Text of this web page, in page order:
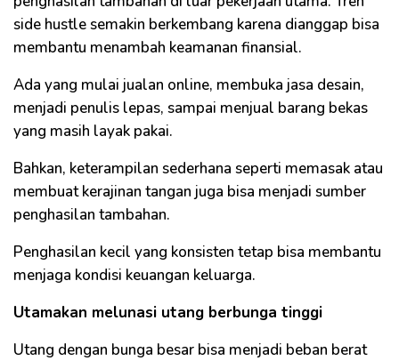
side hustle semakin berkembang karena dianggap bisa
membantu menambah keamanan finansial.
Ada yang mulai jualan online, membuka jasa desain,
menjadi penulis lepas, sampai menjual barang bekas
yang masih layak pakai.
Bahkan, keterampilan sederhana seperti memasak atau
membuat kerajinan tangan juga bisa menjadi sumber
penghasilan tambahan.
Penghasilan kecil yang konsisten tetap bisa membantu
menjaga kondisi keuangan keluarga.
Utamakan melunasi utang berbunga tinggi
Utang dengan bunga besar bisa menjadi beban berat